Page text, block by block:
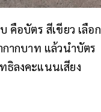
คือบัตร สีเขียว เลือก
ากบาท แล้วนำบัตร
ธิลงคะแนนเสียง